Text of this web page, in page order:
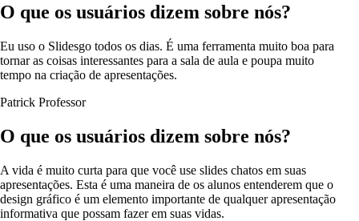
O que os usuários dizem sobre nós?
Eu uso o Slidesgo todos os dias. É uma ferramenta muito boa para
tornar as coisas interessantes para a sala de aula e poupa muito
tempo na criação de apresentações.
Patrick Professor
O que os usuários dizem sobre nós?
A vida é muito curta para que você use slides chatos em suas
apresentações. Esta é uma maneira de os alunos entenderem que o
design gráfico é um elemento importante de qualquer apresentação
informativa que possam fazer em suas vidas.